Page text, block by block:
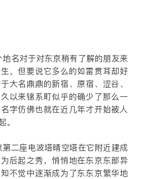
名对于对东京稍有了解的朋友来
，但要说它多么的如雷贯耳却好
大名鼎鼎的新宿、原宿、涩谷、
以来锦系町似乎的确少了那么一
字仿佛也就在近几年才开始被人
。
二座电波塔晴空塔在它附近建成
后起之秀，悄悄地在东京东部异
不觉中逐渐成为了东东京繁华地